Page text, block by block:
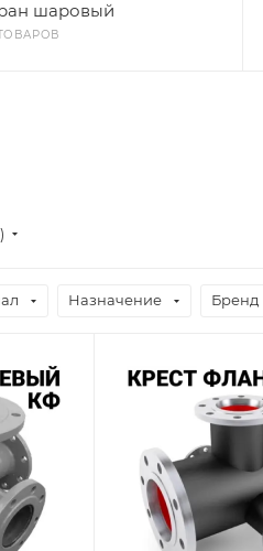
шаровый
Назначение Бренд